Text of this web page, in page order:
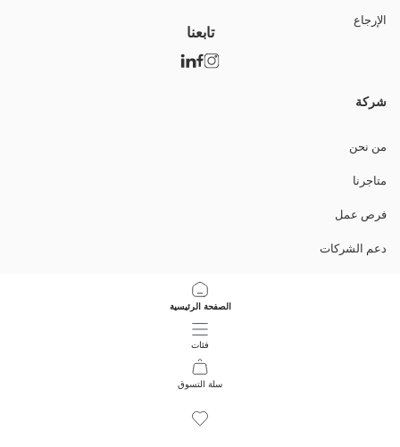
الصفحة الرئيسية
فئات
سلة التسوق
الإرجاع
شركة
من نحن
متاجرنا
فرص عمل
دعم الشركات
حمل التطبيق
تابعنا